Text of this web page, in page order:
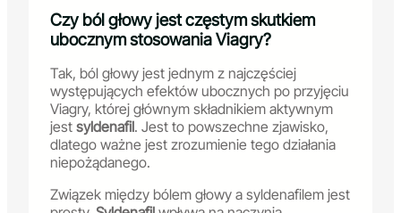
Czy ból głowy jest częstym skutkiem
ubocznym stosowania Viagry?
Tak, ból głowy jest jednym z najczęściej
występujących efektów ubocznych po przyjęciu
Viagry, której głównym składnikiem aktywnym
jest syldenafil. Jest to powszechne zjawisko,
dlatego ważne jest zrozumienie tego działania
niepożądanego.
Związek między bólem głowy a syldenafilem jest